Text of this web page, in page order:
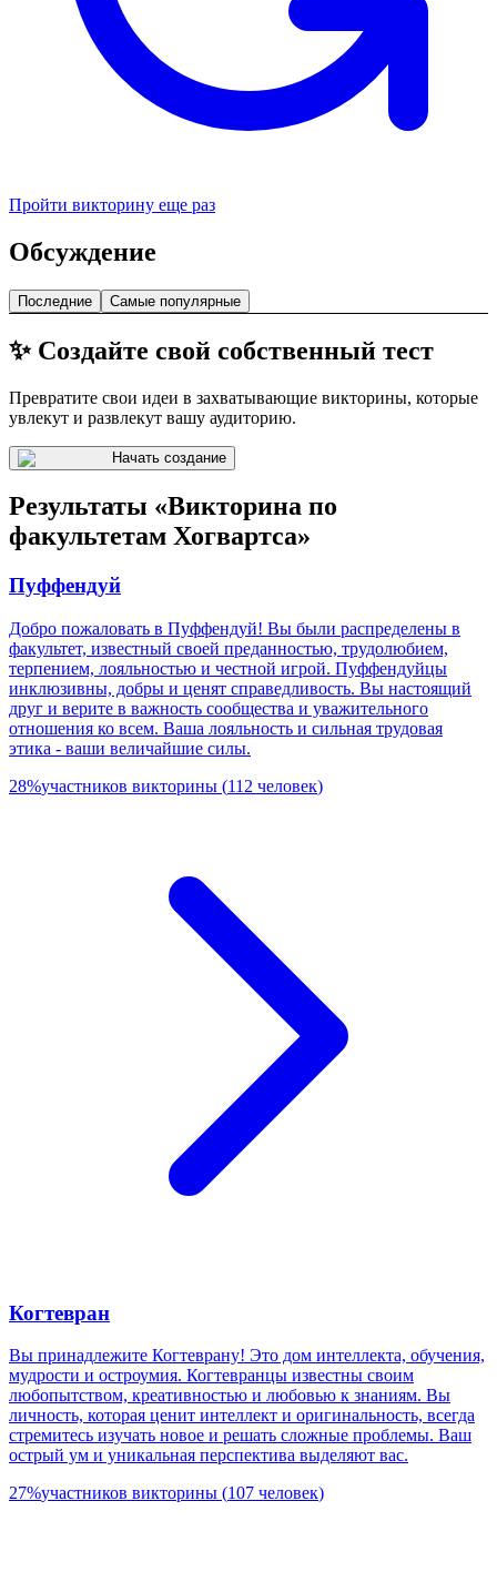
Пройти викторину еще раз
Обсуждение
Последние Самые популярные
✨ Создайте свой собственный тест
Превратите свои идеи в захватывающие викторины, которые
увлекут и развлекут вашу аудиторию.
Начать создание
Результаты «Викторина по
факультетам Хогвартса»
Пуффендуй
Добро пожаловать в Пуффендуй! Вы были распределены в
факультет, известный своей преданностью, трудолюбием,
терпением, лояльностью и честной игрой. Пуффендуйцы
инклюзивны, добры и ценят справедливость. Вы настоящий
друг и верите в важность сообщества и уважительного
отношения ко всем. Ваша лояльность и сильная трудовая
этика - ваши величайшие силы.
28%участников викторины (112 человек)
Когтевран
Вы принадлежите Когтеврану! Это дом интеллекта, обучения,
мудрости и остроумия. Когтевранцы известны своим
любопытством, креативностью и любовью к знаниям. Вы
личность, которая ценит интеллект и оригинальность, всегда
стремитесь изучать новое и решать сложные проблемы. Ваш
острый ум и уникальная перспектива выделяют вас.
27%участников викторины (107 человек)